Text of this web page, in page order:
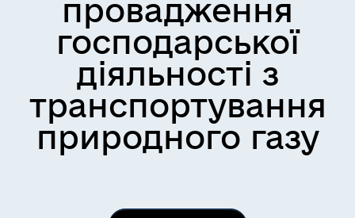
провадження
господарської
діяльності з
транспортування
природного газу